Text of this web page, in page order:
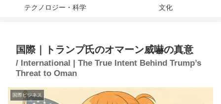
テクノロジー・科学 文化
国際｜トランプ氏のオマーン威嚇の真意
/ International | The True Intent Behind Trump’s
Threat to Oman
国際ビジネス